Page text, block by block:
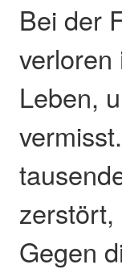
Bei der
Leben,
Gegen